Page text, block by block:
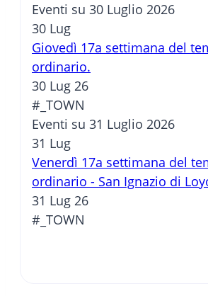
Eventi su 30 Luglio 2026
30 Lug
Giovedì 17a settimana del
ordinario.
30 Lug 26
#_TOWN
Eventi su 31 Luglio 2026
31 Lug
Venerdì 17a settimana del
ordinario - San Ignazio di
31 Lug 26
#_TOWN